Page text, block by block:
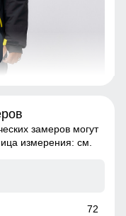
свободу
крою и прочным
на каждом шагу.
замеров могут
измерения: см.
72